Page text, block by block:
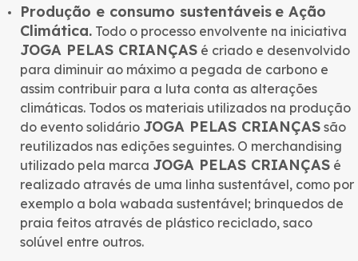
Produção e consumo sustentáveis e Ação
Climática. Todo o processo envolvente na iniciativa
JOGA PELAS CRIANÇAS é criado e desenvolvido
para diminuir ao máximo a pegada de carbono e
assim contribuir para a luta conta as alterações
climáticas. Todos os materiais utilizados na produção
do evento solidário JOGA PELAS CRIANÇAS são
reutilizados nas edições seguintes. O merchandising
utilizado pela marca JOGA PELAS CRIANÇAS é
realizado através de uma linha sustentável, como por
exemplo a bola wabada sustentável; brinquedos de
praia feitos através de plástico reciclado, saco
solúvel entre outros.